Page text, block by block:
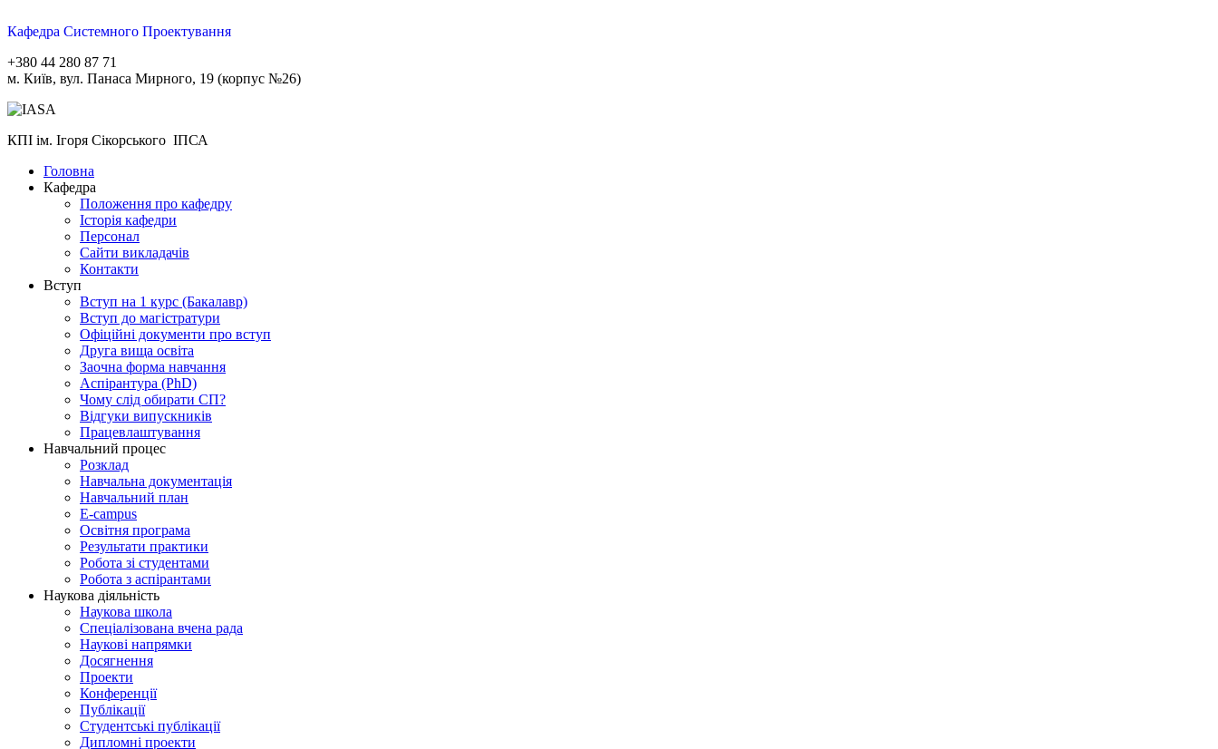
Кафедра Системного Проектування
+380 44 280 87 71
м. Київ, вул. Панаса Мирного, 19 (корпус №26)
КПІ ім. Ігоря Сікорського ІПСА
Головна
Кафедра
Положення про кафедру
Історія кафедри
Персонал
Сайти викладачів
Контакти
Вступ
Вступ на 1 курс (Бакалавр)
Вступ до магістратури
Офіційні документи про вступ
Друга вища освіта
Заочна форма навчання
Aспірантура (PhD)
Чому слід обирати СП?
Відгуки випускників
Працевлаштування
Навчальний процес
Розклад
Навчальна документація
Навчальний план
E-campus
Освітня програма
Результати практики
Робота зі студентами
Робота з аспірантами
Наукова діяльність
Наукова школа
Спеціалізована вчена рада
Наукові напрямки
Досягнення
Проекти
Конференції
Публікації
Студентські публікації
Дипломні проекти